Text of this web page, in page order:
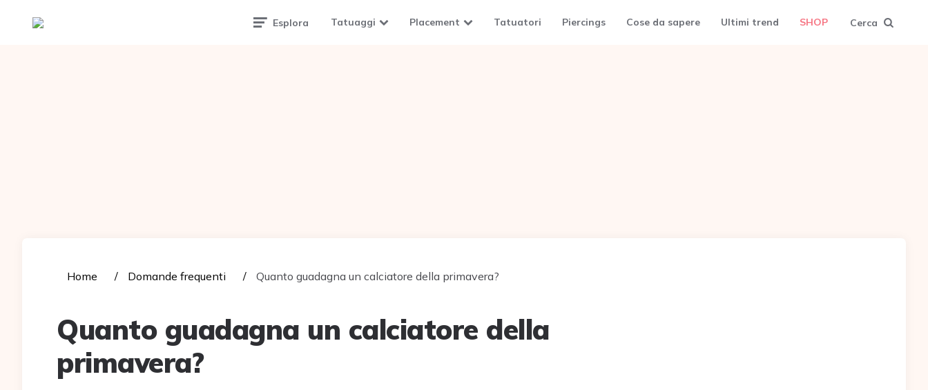
Tattoomuse.it Esplora Tatuaggi Placement Tatuatori Piercings Cose da sapere Ultimi trend SHOP Cerca
Home Domande frequenti Quanto guadagna un calciatore della primavera?
Quanto guadagna un calciatore della
primavera?